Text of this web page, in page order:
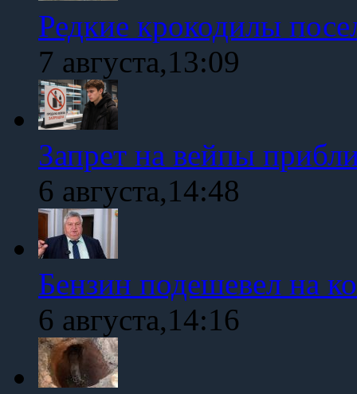
Редкие крокодилы
7 августа,13:09
Запрет на вейпы
6 августа,14:48
Бензин подешевел на
6 августа,14:16